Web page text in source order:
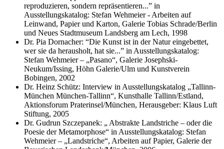
reproduzieren, sondern repräsentieren...” in
Ausstellungskatalog: Stefan Wehmeier - Arbeiten auf
Leinwand, Papier und Karton, Galerie Tobias Schrade/Berlin
und Neues Stadtmuseum Landsberg am Lech, 1998
Dr. Pia Dornacher: “Die Kunst ist in der Natur eingebettet,
wer sie da herausholt, hat sie...” in Ausstellungskatalog:
Stefan Wehmeier – „Pasano“, Galerie Josephski-
Neukum/Issing, Höhn Galerie/Ulm und Kunstverein
Bobingen, 2002
Dr. Heinz Schütz: Interview in Ausstellungskatalog „Tallinn-
München München-Tallinn“, Kunsthalle Tallinn/Estland,
Aktionsforum Praterinsel/München, Herausgeber: Klaus Luft
Stiftung, 2005
Dr. Gudrun Szczepanek: „ Abstrakte Landstriche – oder die
Poesie der Metamorphose“ in Ausstellungskatalog: Stefan
Wehmeier – „Landstriche“, Arbeiten auf Papier, Galerie der